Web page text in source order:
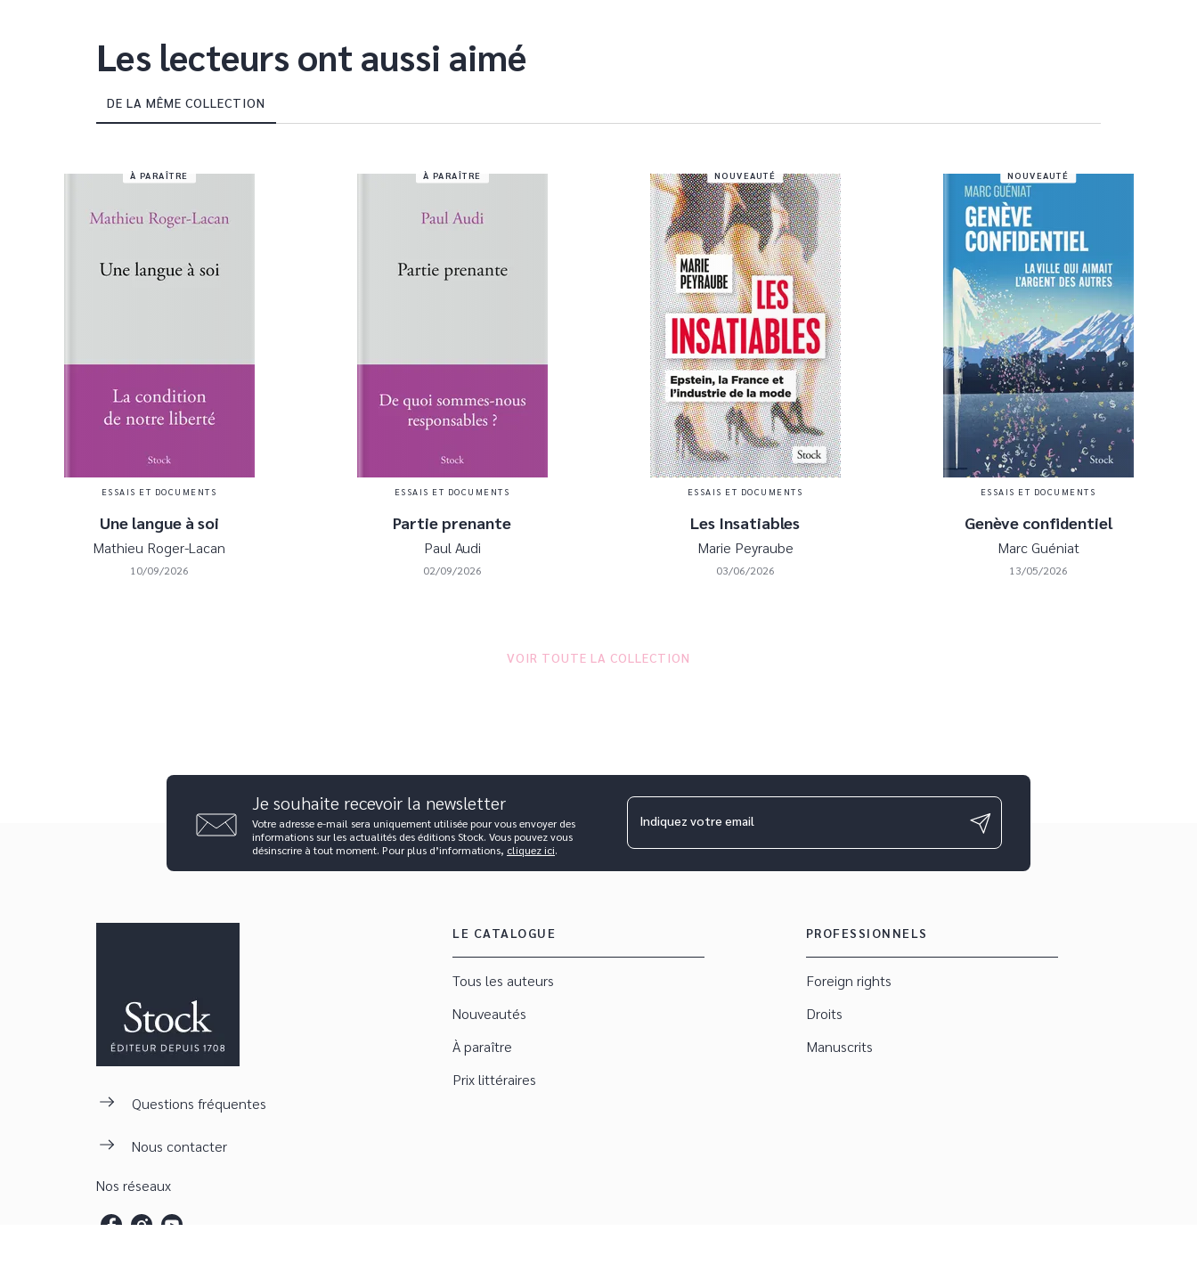
Les lecteurs ont aussi aimé
DE LA MÊME COLLECTION
À PARAÎTRE
ESSAIS ET DOCUMENTS
Une langue à soi
Mathieu Roger-Lacan
10/09/2026
À PARAÎTRE
ESSAIS ET DOCUMENTS
Partie prenante
Paul Audi
02/09/2026
NOUVEAUTÉ
ESSAIS ET DOCUMENTS
Les Insatiables
Marie Peyraube
03/06/2026
NOUVEAUTÉ
ESSAIS ET DOCUMENTS
Genève confidentiel
Marc Guéniat
13/05/2026
VOIR TOUTE LA COLLECTION
Je souhaite recevoir la newsletter
Votre adresse e-mail sera uniquement utilisée pour vous envoyer des
informations sur les actualités des éditions Stock. Vous pouvez vous
désinscrire à tout moment. Pour plus d’informations, cliquez ici.
Indiquez votre email
Questions fréquentes
Nous contacter
Nos réseaux
LE CATALOGUE
Tous les auteurs
Nouveautés
À paraître
Prix littéraires
PROFESSIONNELS
Foreign rights
Droits
Manuscrits